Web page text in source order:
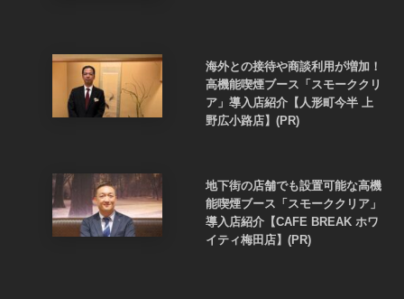
海外との接待や商談利用が増加！
高機能喫煙ブース「スモーククリ
ア」導入店紹介【人形町今半 上
野広小路店】(PR)
地下街の店舗でも設置可能な高機
能喫煙ブース「スモーククリア」
導入店紹介【CAFE BREAK ホワ
イティ梅田店】(PR)